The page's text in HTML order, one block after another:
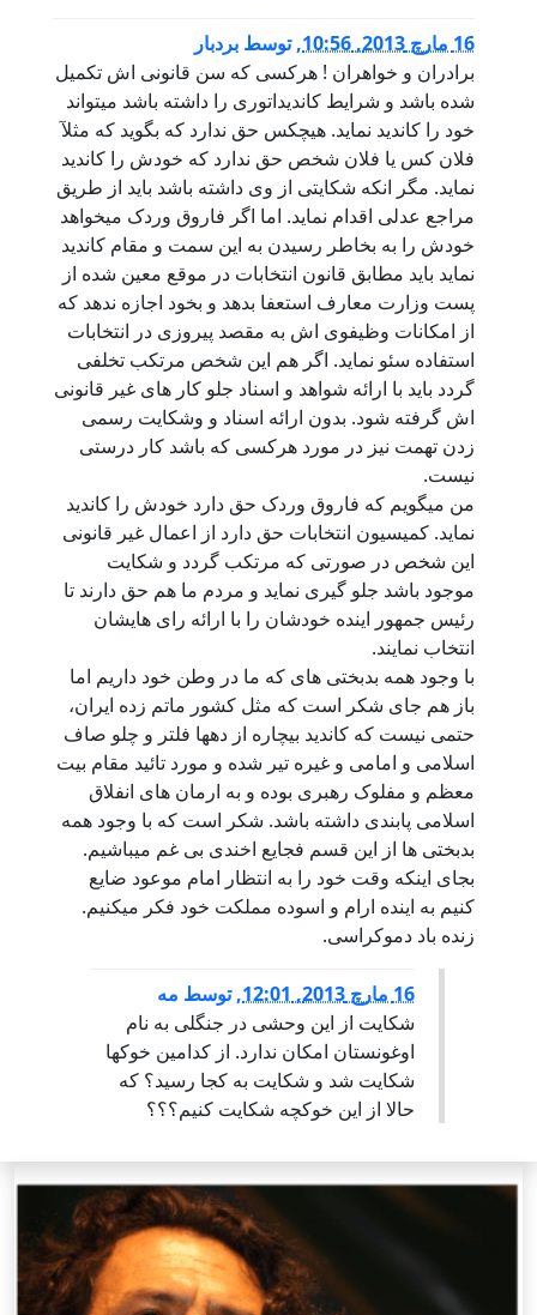
16 مارچ 2013, 10:56 ,توسط بردبار
برادران و خواهران ! هرکسی که سن قانونی اش تکمیل
شده باشد و شرایط کاندیداتوری را داشته باشد میتواند
خود را کاندید نماید. هیچکس حق ندارد که بگوید که مثلآ
فلان کس یا فلان شخص حق ندارد که خودش را کاندید
نماید. مگر انکه شکایتی از وی داشته باشد باید از طریق
مراجع عدلی اقدام نماید. اما اگر فاروق وردک میخواهد
خودش را به بخاطر رسیدن به این سمت و مقام کاندید
نماید باید مطابق قانون انتخابات در موقع معین شده از
پست وزارت معارف استعفا بدهد و بخود اجازه ندهد که
از امکانات وظیفوی اش به مقصد پیروزی در انتخابات
استفاده سئو نماید. اگر هم این شخص مرتکب تخلفی
گردد باید با ارائه شواهد و اسناد جلو کار های غیر قانونی
اش گرفته شود. بدون ارائه اسناد و وشکایت رسمی
زدن تهمت نیز در مورد هرکسی که باشد کار درستی
نیست.
من میگویم که فاروق وردک حق دارد خودش را کاندید
نماید. کمیسیون انتخابات حق دارد از اعمال غیر قانونی
این شخص در صورتی که مرتکب گردد و شکایت
موجود باشد جلو گیری نماید و مردم ما هم حق دارند تا
رئیس جمهور اینده خودشان را با ارائه رای هایشان
انتخاب نمایند.
با وجود همه بدبختی های که ما در وطن خود داریم اما
باز هم جای شکر است که مثل کشور ماتم زده ایران،
حتمی نیست که کاندید بیچاره از دهها فلتر و چلو صاف
اسلامی و امامی و غیره تیر شده و مورد تائید مقام بیت
معظم و مفلوک رهبری بوده و به ارمان های انفلاق
اسلامی پابندی داشته باشد. شکر است که با وجود همه
بدبختی ها از این قسم فجایع اخندی بی غم میباشیم.
بجای اینکه وقت خود را به انتظار امام موعود ضایع
کنیم به اینده ارام و اسوده مملکت خود فکر میکنیم.
زنده باد دموکراسی.
16 مارچ 2013, 12:01 ,توسط مه
شکایت از این وحشی در جنگلی به نام
اوغونستان امکان ندارد. از کدامین خوکها
شکایت شد و شکایت به کجا رسید؟ که
حالا از این خوکچه شکایت کنیم؟؟؟